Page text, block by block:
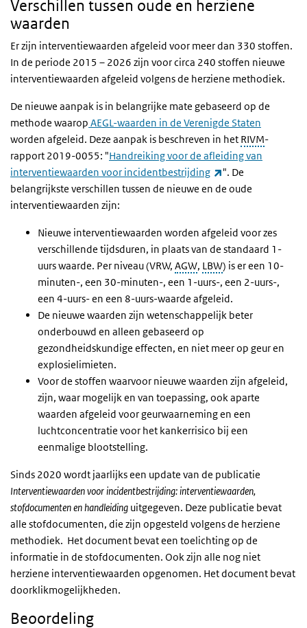
Verschillen tussen oude en herziene
waarden
Er zijn interventiewaarden afgeleid voor meer dan 330 stoffen.
In de periode 2015 – 2026 zijn voor circa 240 stoffen nieuwe
interventiewaarden afgeleid volgens de herziene methodiek.
De nieuwe aanpak is in belangrijke mate gebaseerd op de
methode waarop AEGL-waarden in de Verenigde Staten
worden afgeleid. Deze aanpak is beschreven in het RIVM-
rapport 2019-0055: "Handreiking voor de afleiding van
interventiewaarden voor incidentbestrijding
(externe link)
". De
belangrijkste verschillen tussen de nieuwe en de oude
interventiewaarden zijn:
Nieuwe interventiewaarden worden afgeleid voor zes
verschillende tijdsduren, in plaats van de standaard 1-
uurs waarde. Per niveau (VRW, AGW, LBW) is er een 10-
minuten-, een 30-minuten-, een 1-uurs-, een 2-uurs-,
een 4-uurs- en een 8-uurs-waarde afgeleid.
De nieuwe waarden zijn wetenschappelijk beter
onderbouwd en alleen gebaseerd op
gezondheidskundige effecten, en niet meer op geur en
explosielimieten.
Voor de stoffen waarvoor nieuwe waarden zijn afgeleid,
zijn, waar mogelijk en van toepassing, ook aparte
waarden afgeleid voor geurwaarneming en een
luchtconcentratie voor het kankerrisico bij een
eenmalige blootstelling.
Sinds 2020 wordt jaarlijks een update van de publicatie
Interventiewaarden voor incidentbestrijding: interventiewaarden,
stofdocumenten en handleiding uitgegeven. Deze publicatie bevat
alle stofdocumenten, die zijn opgesteld volgens de herziene
methodiek. Het document bevat een toelichting op de
informatie in de stofdocumenten. Ook zijn alle nog niet
herziene interventiewaarden opgenomen. Het document bevat
doorklikmogelijkheden.
Beoordeling